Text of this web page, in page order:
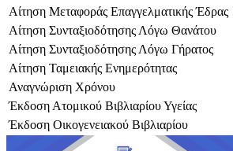
Αίτηση Μεταφοράς Επαγγελματικής Έδρας
Αίτηση Συνταξιοδότησης Λόγω Θανάτου
Αίτηση Συνταξιοδότησης Λόγω Γήρατος
Αίτηση Ταμειακής Ενημερότητας
Αναγνώριση Χρόνου
Έκδοση Ατομικού Βιβλιαρίου Υγείας
Έκδοση Οικογενειακού Βιβλιαρίου